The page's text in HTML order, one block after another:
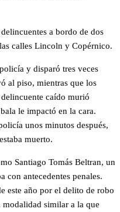
a bordo de dos
calles Lincoln y Copérnico.
y disparó tres veces
al piso, mientras que los
caído murió
le impactó en la cara.
unos minutos después,
muerto.
Santiago Tomás Beltran, un
con antecedentes penales.
este año por el delito de robo
similar a la que